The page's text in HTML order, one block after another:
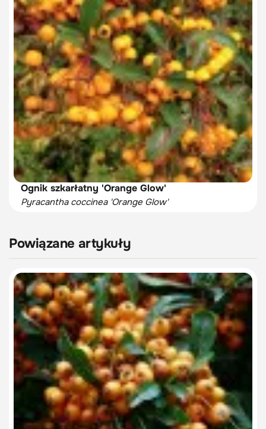
Ognik szkarłatny 'Orange Glow'
Pyracantha coccinea 'Orange Glow'
Powiązane artykuły